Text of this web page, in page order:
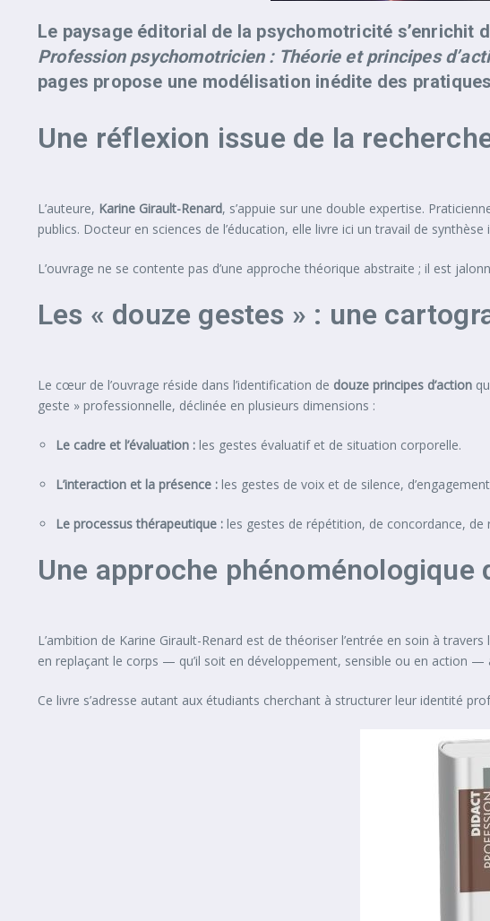
Le paysage éditorial de la psychomotricité s’enrichit
Profession psychomotricien : Théorie et principes
pages propose une modélisation inédite des
Une réflexion issue de la
L’auteure, Karine Girault-Renard, s’appuie sur une double expertise.
publics. Docteur en sciences de l’éducation, elle livre ici un travail de
L’ouvrage ne se contente pas d’une approche théorique abstraite ; il est
Les « douze gestes » : une
Le cœur de l’ouvrage réside dans l’identification de douze principes d’action
geste » professionnelle, déclinée en plusieurs dimensions :
Le cadre et l’évaluation : les gestes évaluatif et de situation corporelle.
L’interaction et la présence : les gestes de voix et de silence,
Le processus thérapeutique : les gestes de répétition, de concordance,
Une approche phénoménologique
L’ambition de Karine Girault-Renard est de théoriser l’entrée en soin à travers
en replaçant le corps — qu’il soit en développement, sensible ou en action —
Ce livre s’adresse autant aux étudiants cherchant à structurer leur identité